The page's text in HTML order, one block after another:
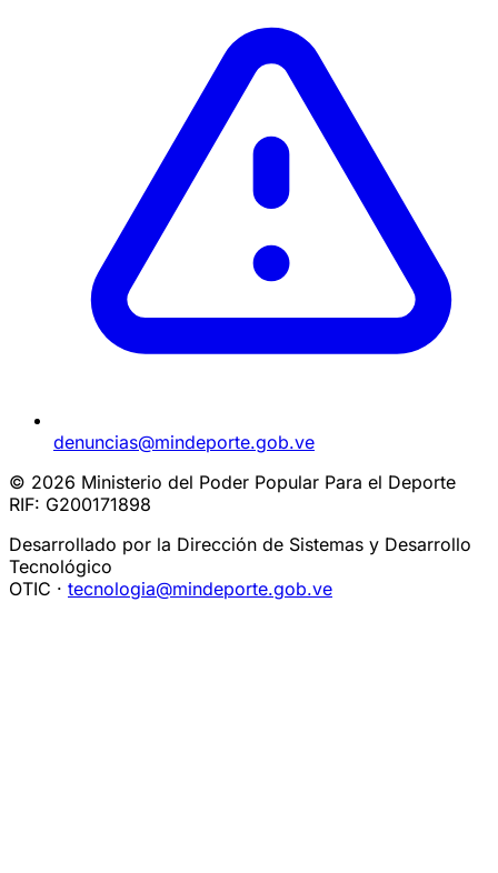
denuncias@mindeporte.gob.ve
© 2026 Ministerio del Poder Popular Para el Deporte
RIF: G200171898
Desarrollado por la Dirección de Sistemas y Desarrollo
Tecnológico
OTIC · tecnologia@mindeporte.gob.ve